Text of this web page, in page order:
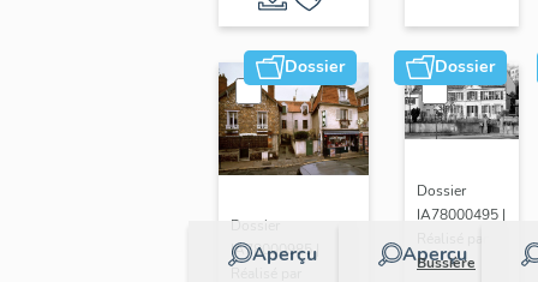
Dossier
Aperçu
Dossier
IA78000985 |
Dossier
Aperçu
Dossier
IA78000495 |
Bussière